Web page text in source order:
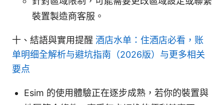
裝置製造商客服。
十、結語與實用提醒 酒店水单：住酒店必看，账
单明细全解析与避坑指南（2026版）与更多相关
要点
Esim 的使用體驗正在逐步成熟，若你的裝置與